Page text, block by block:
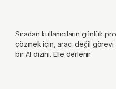
Sıradan kullanıcıların günlük
çözmek için, aracı değil görevi
bir AI dizini. Elle derlenir.